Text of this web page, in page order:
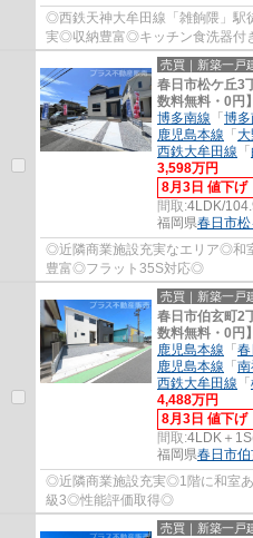
◎西鉄天神大牟田線「雑餉隈」
実◎収納豊富◎キッチン食洗器付
対応◎
売買｜新築一戸
春日市松ケ丘3
数料無料・0円】
博多南線 「 博
鹿児島本線 「
西鉄大牟田線 「
3,598万円
8月3日 値下げ
間取:4LDK/
福岡県春日市松
◎近隣商業施設充実なエリア◎和
豊富◎フラット35S対応◎
売買｜新築一戸
春日市伯玄町2
数料無料・0円】
鹿児島本線 「 春
鹿児島本線 「 南
西鉄大牟田線 「
4,488万円
8月3日 値下げ
間取:4LDK＋
福岡県春日市
◎近隣商業施設充実◎1階に和室
級3◎性能評価取得◎
売買｜新築一戸